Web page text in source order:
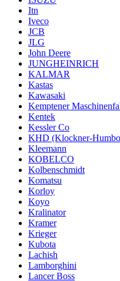
Itn
Iveco
JCB
JLG
John Deere
JUNGHEINRICH
KALMAR
Kastas
Kawasaki
Kemptener
Kentek
Kessler Co
KHD (Klockner-
Kleemann
KOBELCO
Kolbenschmidt
Komatsu
Korloy
Koyo
Kralinator
Kramer
Krieger
Kubota
Lachish
Lamborghini
Lancer Boss